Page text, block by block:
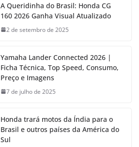
A Queridinha do Brasil: Honda CG
160 2026 Ganha Visual Atualizado
2 de setembro de 2025
Yamaha Lander Connected 2026 |
Ficha Técnica, Top Speed, Consumo,
Preço e Imagens
7 de julho de 2025
Honda trará motos da Índia para o
Brasil e outros países da América do
Sul